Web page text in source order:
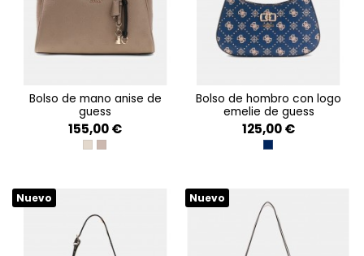
bolso de mano anise de
guess
155,00 €
STONE LOGO
DARK TAUPE LOGO
bolso de hombro con logo
emelie de guess
125,00 €
NAVY LOGO
Nuevo Nuevo